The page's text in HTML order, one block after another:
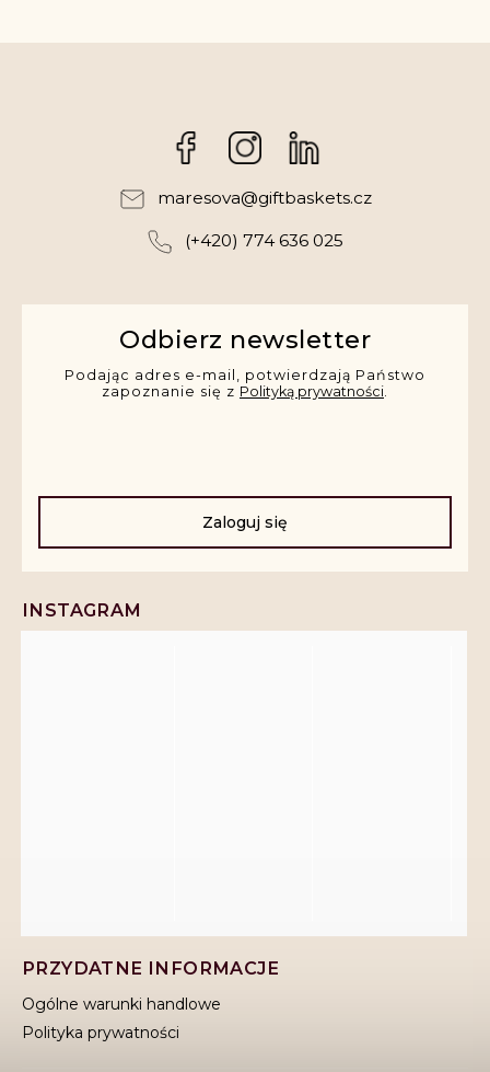
FacebookInstagram
maresova@giftbaskets.cz
(+420) 774 636 025
Odbierz newsletter
Podając adres e-mail, potwierdzają Państwo
zapoznanie się z Polityką prywatności
Zaloguj się
PRZYDATNE INFORMACJE
Ogólne warunki handlowe
Polityka prywatności
INSTAGRAM